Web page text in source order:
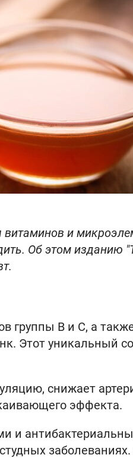
витаминов и
Об этом изданию
группы B и C, а
Этот уникальный
снижает
эффекта.
и
заболеваниях.